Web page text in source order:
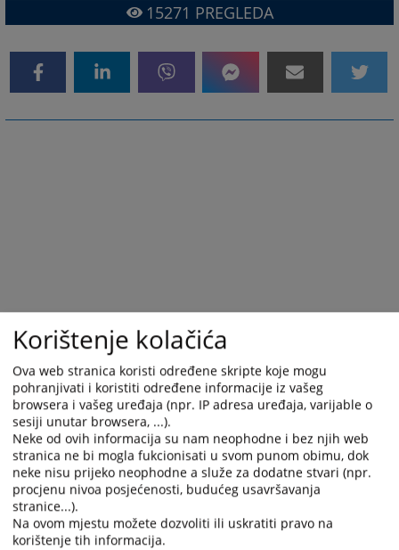
15271 PREGLEDA
Korištenje kolačića
Ova web stranica koristi određene skripte koje mogu
pohranjivati i koristiti određene informacije iz vašeg
browsera i vašeg uređaja (npr. IP adresa uređaja, varijable o
sesiji unutar browsera, ...).
Neke od ovih informacija su nam neophodne i bez njih web
stranica ne bi mogla fukcionisati u svom punom obimu, dok
neke nisu prijeko neophodne a služe za dodatne stvari (npr.
procjenu nivoa posjećenosti, budućeg usavršavanja
stranice...).
Na ovom mjestu možete dozvoliti ili uskratiti pravo na
korištenje tih informacija.